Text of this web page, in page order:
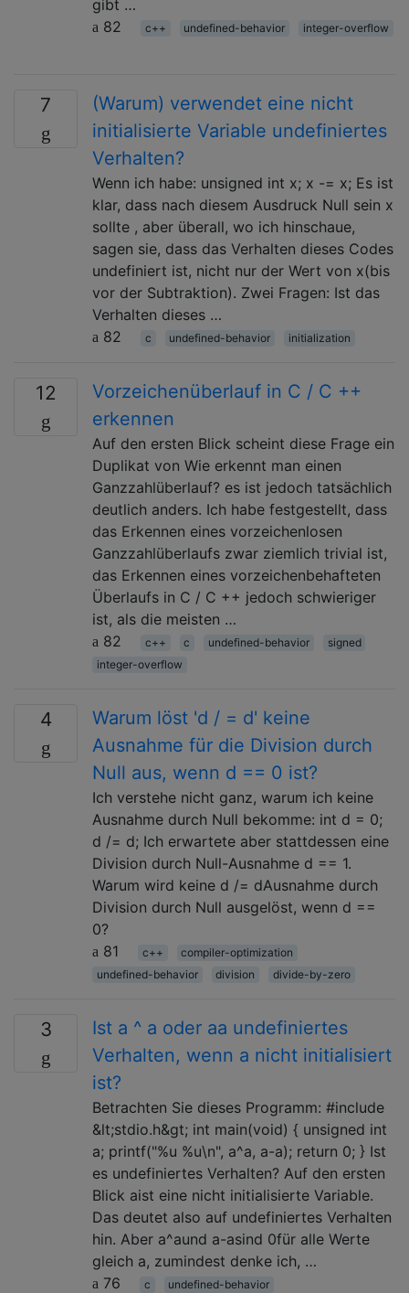
gibt …
82
c++ undefined-behavior integer-overflow
7
(Warum) verwendet eine nicht
initialisierte Variable undefiniertes
Verhalten?
Wenn ich habe: unsigned int x; x -= x; Es ist
klar, dass nach diesem Ausdruck Null sein x
sollte , aber überall, wo ich hinschaue,
sagen sie, dass das Verhalten dieses Codes
undefiniert ist, nicht nur der Wert von x(bis
vor der Subtraktion). Zwei Fragen: Ist das
Verhalten dieses …
82
c undefined-behavior initialization
12
Vorzeichenüberlauf in C / C ++
erkennen
Auf den ersten Blick scheint diese Frage ein
Duplikat von Wie erkennt man einen
Ganzzahlüberlauf? es ist jedoch tatsächlich
deutlich anders. Ich habe festgestellt, dass
das Erkennen eines vorzeichenlosen
Ganzzahlüberlaufs zwar ziemlich trivial ist,
das Erkennen eines vorzeichenbehafteten
Überlaufs in C / C ++ jedoch schwieriger
ist, als die meisten …
82
c++ c undefined-behavior
signed
integer-overflow
4
Warum löst 'd / = d' keine
Ausnahme für die Division durch
Null aus, wenn d == 0 ist?
Ich verstehe nicht ganz, warum ich keine
Ausnahme durch Null bekomme: int d = 0;
d /= d; Ich erwartete aber stattdessen eine
Division durch Null-Ausnahme d == 1.
Warum wird keine d /= dAusnahme durch
Division durch Null ausgelöst, wenn d ==
0?
81
c++
compiler-optimization
undefined-behavior
division divide-by-zero
3
Ist a ^ a oder aa undefiniertes
Verhalten, wenn a nicht initialisiert
ist?
Betrachten Sie dieses Programm: #include
&lt;stdio.h&gt; int main(void) { unsigned int
a; printf("%u %u\n", a^a, a-a); return 0; } Ist
es undefiniertes Verhalten? Auf den ersten
Blick aist eine nicht initialisierte Variable.
Das deutet also auf undefiniertes Verhalten
hin. Aber a^aund a-asind 0für alle Werte
gleich a, zumindest denke ich, …
76
c undefined-behavior